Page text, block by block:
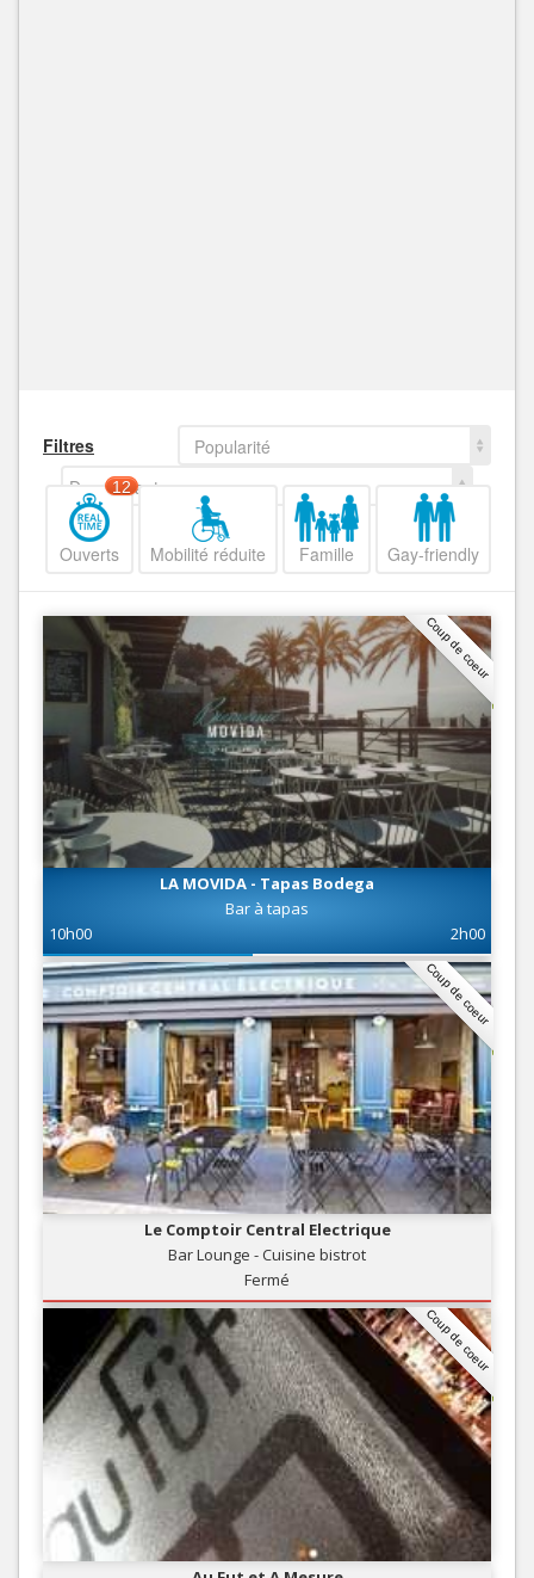
Filtres
Popularité
Decroissant
Ouverts
12
Mobilité réduite Famille Gay-friendly
Coup de coeur
LA MOVIDA - Tapas Bodega
Bar à tapas
10h00
2h00
Coup de coeur
Le Comptoir Central Electrique
Bar Lounge - Cuisine bistrot
Fermé
Coup de coeur